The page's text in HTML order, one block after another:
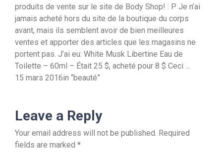
produits de vente sur le site de Body Shop! : P Je n’ai
jamais acheté hors du site de la boutique du corps
avant, mais ils semblent avoir de bien meilleures
ventes et apporter des articles que les magasins ne
portent pas. J’ai eu: White Musk Libertine Eau de
Toilette – 60ml – Était 25 $, acheté pour 8 $ Ceci …
15 mars 2016in “beauté”
Leave a Reply
Your email address will not be published. Required
fields are marked *